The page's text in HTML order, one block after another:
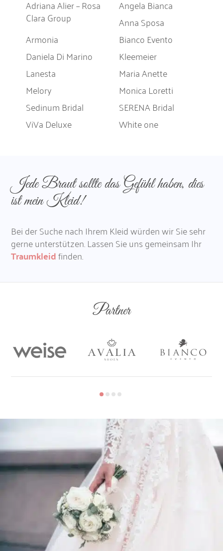
Adriana Alier – Rosa
Clara Group
Angela Bianca
Anna Sposa
Armonia
Bianco Evento
Daniela Di Marino
Kleemeier
Lanesta
Maria Anette
Melory
Monica Loretti
Sedinum Bridal
SERENA Bridal
ViVa Deluxe
White one
Jede Braut sollte das Gefühl haben, dies
ist mein Kleid!
Bei der Suche nach Ihrem Kleid würden wir Sie sehr
gerne unterstützen. Lassen Sie uns gemeinsam Ihr
Traumkleidfinden.
Partner